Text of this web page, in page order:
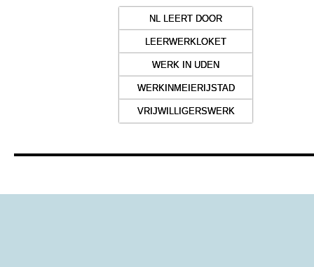
NL LEERT DOOR
LEERWERKLOKET
WERK IN UDEN
WERKINMEIERIJSTAD
VRIJWILLIGERSWERK